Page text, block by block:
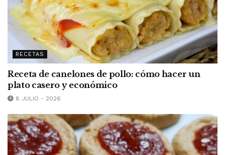
RECETAS
Receta de canelones de pollo: cómo hacer un
plato casero y económico
8 JULIO - 2026